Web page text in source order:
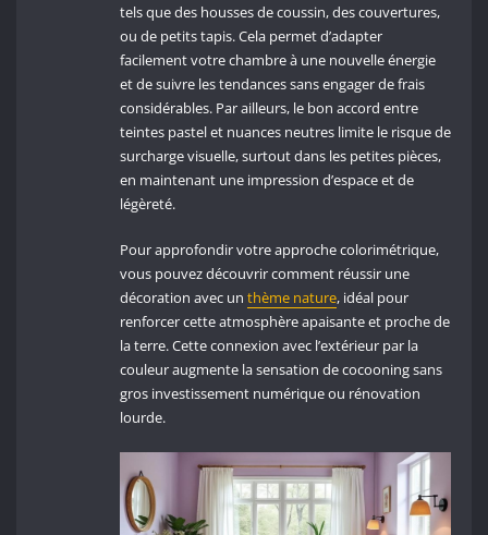
tels que des housses de coussin, des couvertures,
ou de petits tapis. Cela permet d’adapter
facilement votre chambre à une nouvelle énergie
et de suivre les tendances sans engager de frais
considérables. Par ailleurs, le bon accord entre
teintes pastel et nuances neutres limite le risque de
surcharge visuelle, surtout dans les petites pièces,
en maintenant une impression d’espace et de
légèreté.
Pour approfondir votre approche colorimétrique,
vous pouvez découvrir comment réussir une
décoration avec unthème nature, idéal pour
renforcer cette atmosphère apaisante et proche de
la terre. Cette connexion avec l’extérieur par la
couleur augmente la sensation de cocooning sans
gros investissement numérique ou rénovation
lourde.